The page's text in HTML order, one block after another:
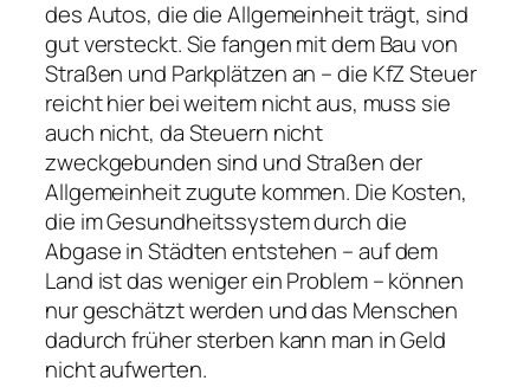
des Autos, die die Allgemeinheit trägt, sind
gut versteckt. Sie fangen mit dem Bau von
Straßen und Parkplätzen an – die KfZ Steuer
reicht hier bei weitem nicht aus, muss sie
auch nicht, da Steuern nicht
zweckgebunden sind und Straßen der
Allgemeinheit zugute kommen. Die Kosten,
die im Gesundheitssystem durch die
Abgase in Städten entstehen – auf dem
Land ist das weniger ein Problem – können
nur geschätzt werden und das Menschen
dadurch früher sterben kann man in Geld
nicht aufwerten.